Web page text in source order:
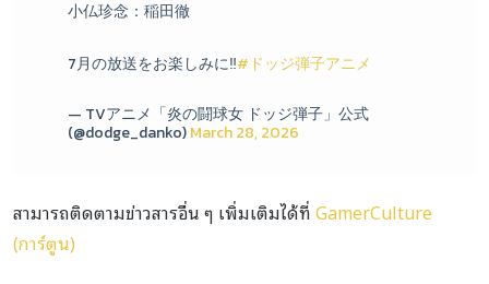
小仏珍念：稲田徹
7月の放送をお楽しみに‼️#ドッジ弾子アニメ
— TVアニメ「炎の闘球女 ドッジ弾子」公式
(@dodge_danko)March 28, 2026
สามารถติดตามข่าวสารอื่น ๆ เพิ่มเติมได้ที่GamerCulture
(การ์ตูน)